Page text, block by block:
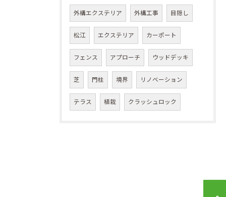
外構エクステリア 外構工事 目隠し
松江 エクステリア カーポート
フェンス アプローチ ウッドデッキ
芝 門柱 境界 リノベーション
テラス 植栽 クラッシュロック